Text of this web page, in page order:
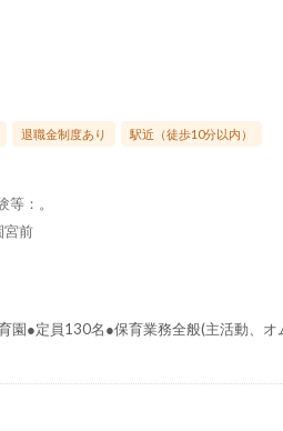
退職金制度あり 駅近（徒歩10分以内）
：。
宮前
園●定員130名●保育業務全般(主活動、オ